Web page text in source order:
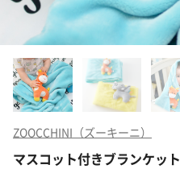
ZOOCCHINI（ズーキーニ）
マスコット付きブランケット